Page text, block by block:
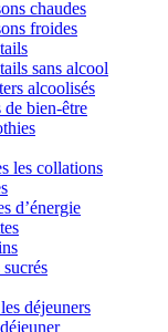
chaudes
froides
sans alcool
alcoolisés
de bien-être
les collations
d’énergie
sucrés
déjeuners